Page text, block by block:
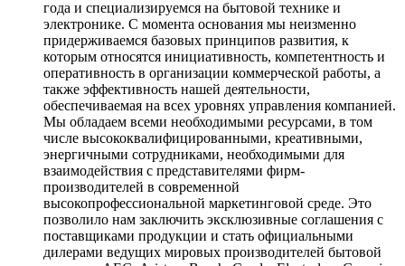
года и специализируемся на бытовой технике и
электронике. С момента основания мы неизменно
придерживаемся базовых принципов развития, к
которым относятся инициативность, компетентность и
оперативность в организации коммерческой работы, а
также эффективность нашей деятельности,
обеспечиваемая на всех уровнях управления компанией.
Мы обладаем всеми необходимыми ресурсами, в том
числе высококвалифицированными, креативными,
энергичными сотрудниками, необходимыми для
взаимодействия с представителями фирм-
производителей в современной
высокопрофессиональной маркетинговой среде. Это
позволило нам заключить эксклюзивные соглашения с
поставщиками продукции и стать официальными
дилерами ведущих мировых производителей бытовой